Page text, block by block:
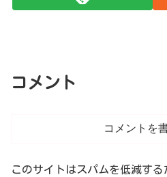
コメント
コメントを
このサイトはスパムを低減す